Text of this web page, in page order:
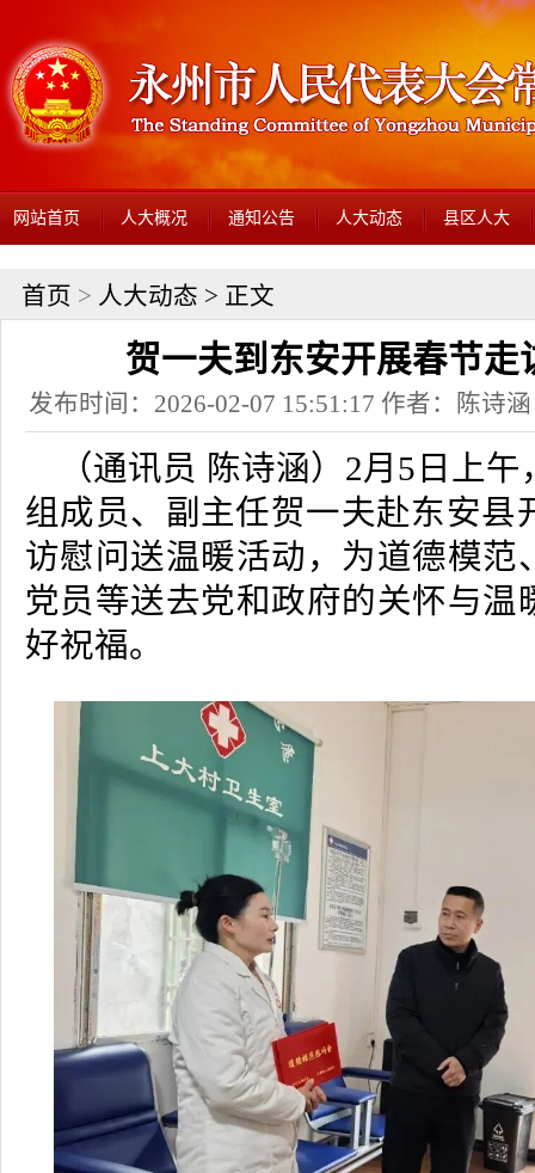
网站首页 人大概况 通知公告 人大动态 县区人大
首页 > 人大动态 > 正文
贺一夫到东安开展春节走
发布时间：2026-02-07 15:51:17 作者：陈诗
（通讯员 陈诗涵）2月5日上
组成员、副主任贺一夫赴东安县
访慰问送温暖活动，为道德模范
党员等送去党和政府的关怀与温
好祝福。